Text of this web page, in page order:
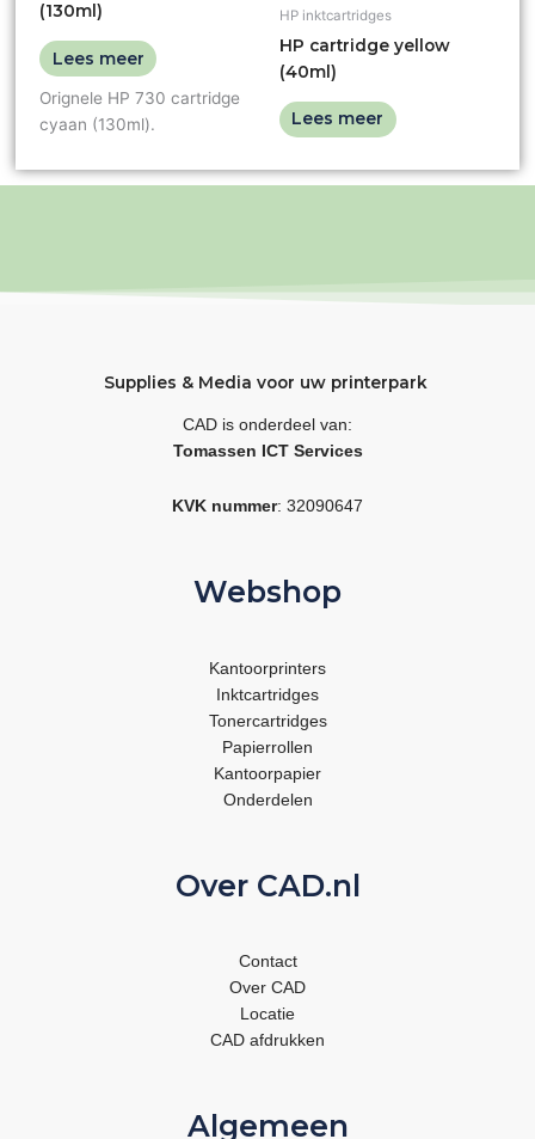
(130ml)
Lees meer
Orignele HP 730 cartridge
cyaan (130ml).
HP inktcartridges
HP cartridge yellow
(40ml)
Lees meer
Supplies & Media voor uw printerpark
CAD is onderdeel van:
Tomassen ICT Services
KVK nummer: 32090647
Webshop
Kantoorprinters
Inktcartridges
Tonercartridges
Papierrollen
Kantoorpapier
Onderdelen
Over CAD.nl
Contact
Over CAD
Locatie
CAD afdrukken
Algemeen